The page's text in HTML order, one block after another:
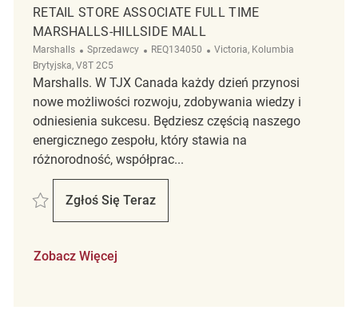
RETAIL STORE ASSOCIATE FULL TIME
MARSHALLS-HILLSIDE MALL
Marshalls Kategoria
Sprzedawcy ReqId
REQ134050 Lokalizacja
Victoria, Kolumbia
Brytyjska, V8T 2C5
Marshalls. W TJX Canada każdy dzień przynosi
nowe możliwości rozwoju, zdobywania wiedzy i
odniesienia sukcesu. Będziesz częścią naszego
energicznego zespołu, który stawia na
różnorodność, współprac...
Zapisać Retail Store Associate Full Time Marshalls-Hillside Mall
Zgłoś Się Teraz
Retail Store Associate Full Time
Zobacz Więcej